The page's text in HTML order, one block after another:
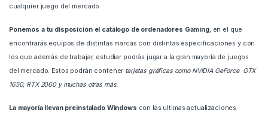
cualquier juego del mercado.
Ponemos a tu disposición el catálogo de ordenadores Gaming, en el que
encontrarás equipos de distintas marcas con distintas especificaciones y con
los que además de trabajar, estudiar podrás jugar a la gran mayoría de juegos
del mercado. Estos podrán contener tarjetas gráficas como NVIDIA GeForce GTX
1650, RTX 2060 y muchas otras más.
La mayoría llevan preinstalado Windows con las ultimas actualizaciones